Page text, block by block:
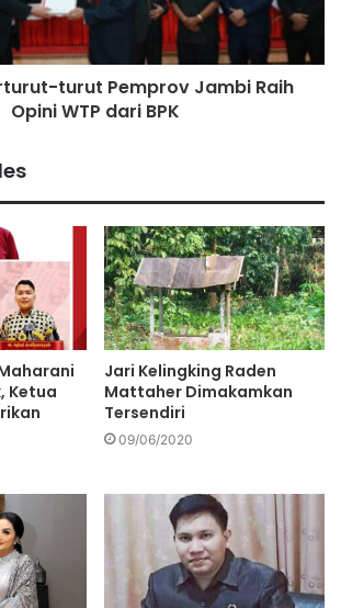
turut Pemprov Jambi Raih
Opini WTP dari BPK
Ketua
Jari Kelingking Raden
Mattaher Dimakamkan
Tersendiri
09/06/2020